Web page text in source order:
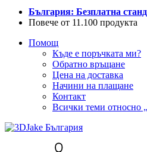
България: Безплатна
Повече от 11.100 продукта
Помощ
Къде е поръчката ми?
Обратно връщане
Цена на доставка
Начини на плащане
Контакт
Всички теми относно